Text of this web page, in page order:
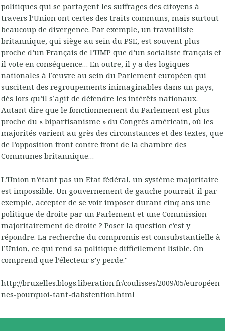
politiques qui se partagent les suffrages des citoyens à
travers l’Union ont certes des traits communs, mais surtout
beaucoup de divergence. Par exemple, un travailliste
britannique, qui siège au sein du PSE, est souvent plus
proche d’un Français de l’UMP que d’un socialiste français et
il vote en conséquence… En outre, il y a des logiques
nationales à l’œuvre au sein du Parlement européen qui
suscitent des regroupements inimaginables dans un pays,
dès lors qu’il s’agit de défendre les intérêts nationaux.
Autant dire que le fonctionnement du Parlement est plus
proche du « bipartisanisme » du Congrès américain, où les
majorités varient au grès des circonstances et des textes, que
de l’opposition front contre front de la chambre des
Communes britannique…
L’Union n’étant pas un Etat fédéral, un système majoritaire
est impossible. Un gouvernement de gauche pourrait-il par
exemple, accepter de se voir imposer durant cinq ans une
politique de droite par un Parlement et une Commission
majoritairement de droite ? Poser la question c’est y
répondre. La recherche du compromis est consubstantielle à
l’Union, ce qui rend sa politique difficilement lisible. On
comprend que l’électeur s’y perde."
http://bruxelles.blogs.liberation.fr/coulisses/2009/05/européen
nes-pourquoi-tant-dabstention.html